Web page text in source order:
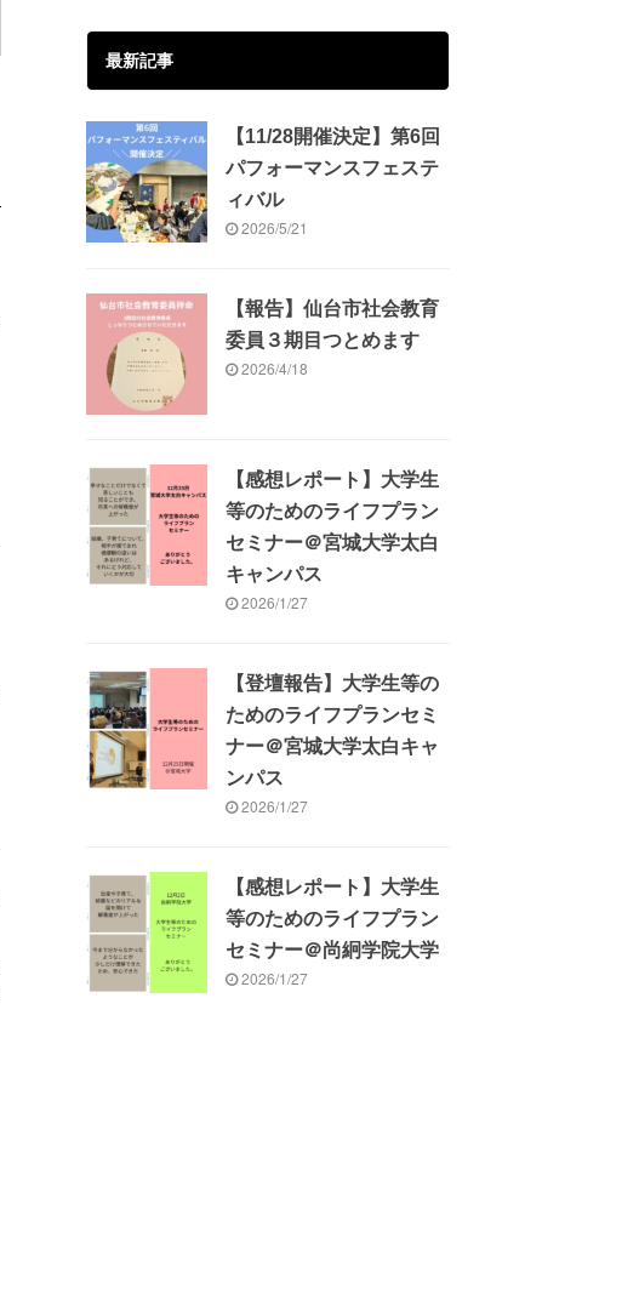
最新記事
【11/28開催決定】第6回
パフォーマンスフェステ
ィバル
2026/5/21
【報告】仙台市社会教育
委員３期目つとめます
2026/4/18
【感想レポート】大学生
等のためのライフプラン
セミナー＠宮城大学太白
キャンパス
2026/1/27
【登壇報告】大学生等の
ためのライフプランセミ
ナー＠宮城大学太白キャ
ンパス
2026/1/27
【感想レポート】大学生
等のためのライフプラン
セミナー＠尚絅学院大学
2026/1/27